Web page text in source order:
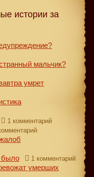
истории за
мальчик?
умрет
1 комментарий
было 1 комментарий
умерших